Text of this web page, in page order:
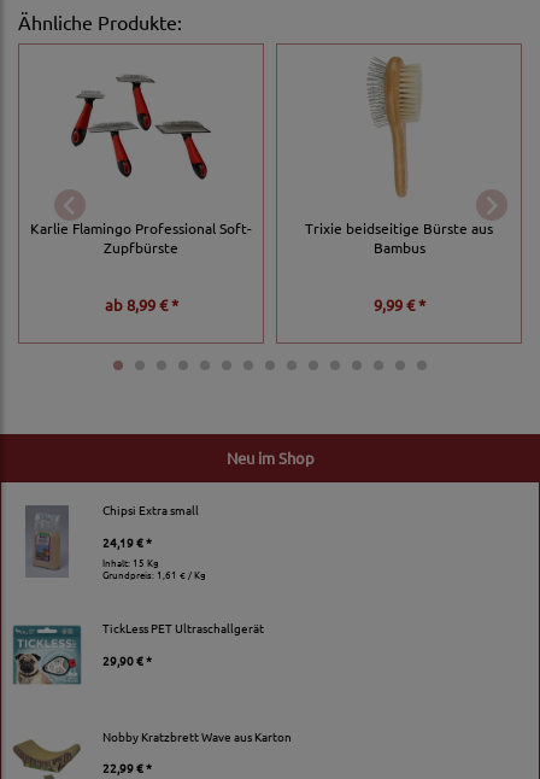
Neu im Shop
Chipsi Extra small
24,19 € *
Inhalt: 15 Kg
Grundpreis:1,61 € / Kg
TickLess PET Ultraschallgerät
29,90 € *
Nobby Kratzbrett Wave aus Karton
22,99 € *
Ähnliche Produkte:
Karlie Flamingo Professional Soft-
Zupfbürste
ab8,99 € *
Trixie beidseitige Bürste aus
Bambus
9,99 € *